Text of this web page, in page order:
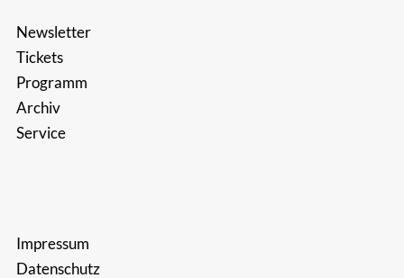
Newsletter
Tickets
Programm
Archiv
Service
Impressum
Datenschutz